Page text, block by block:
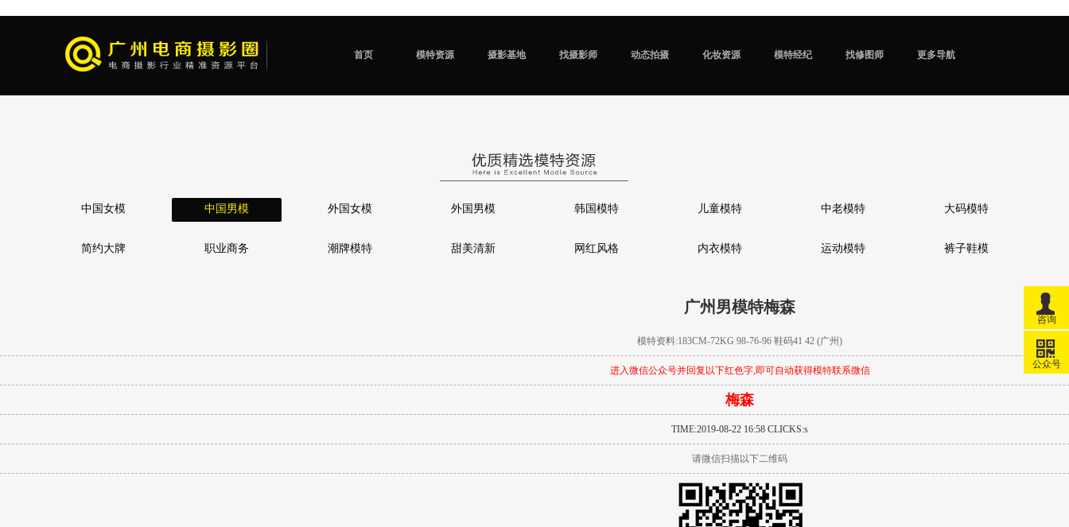
首页 模特资源 摄影基地 找摄影师 动态拍摄 化妆资源 模特经纪 找修图师 更多导航
中国女模 中国男模 外国女模 外国男模 韩国模特 儿童模特 中老模特 大码模特
简约大牌 职业商务 潮牌模特 甜美清新 网红风格 内衣模特 运动模特 裤子鞋模
广州男模特梅森
模特资料:183CM-72KG 98-76-96 鞋码41 42 (广州)
进入微信公众号并回复以下红色字,即可自动获得模特联系微信
梅森
TIME:2019-08-22 16:58 CLICKS:s
请微信扫描以下二维码
咨询
公众号